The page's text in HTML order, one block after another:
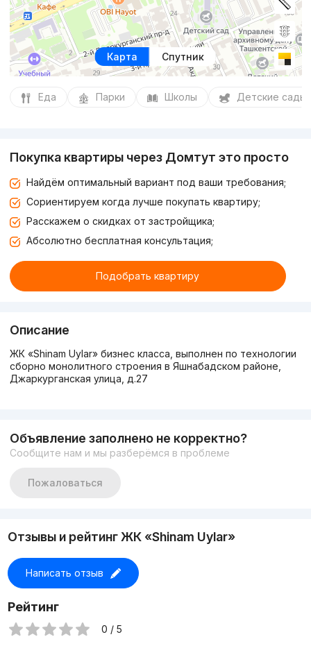
Карта Спутник
Еда Парки Школы Детские сады
Покупка квартиры через Домтут это просто
Найдём оптимальный вариант под ваши требования;
Сориентируем когда лучше покупать квартиру;
Расскажем о скидках от застройщика;
Абсолютно бесплатная консультация;
Подобрать квартиру
Описание
ЖК «Shinam Uylar» бизнес класса, выполнен по технологии
сборно монолитного строения в Яшнабадском районе,
Джаркурганская улица, д.27
Объявление заполнено не корректно?
Сообщите нам и мы разберёмся в проблеме
Пожаловаться
Отзывы и рейтинг ЖК «Shinam Uylar»
Написать отзыв
Рейтинг
0 / 5